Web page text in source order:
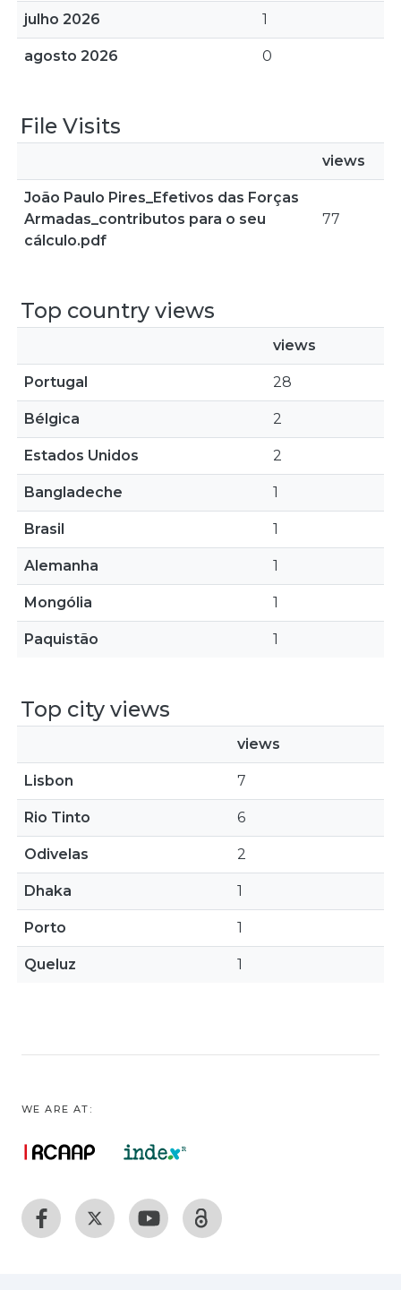
julho 2026 1
agosto 2026 0
File Visits
views
João Paulo Pires_Efetivos das Forças
Armadas_contributos para o seu
cálculo.pdf
77
Top country views
views
Portugal 28
Bélgica 2
Estados Unidos 2
Bangladeche 1
Brasil 1
Alemanha 1
Mongólia 1
Paquistão 1
Top city views
views
Lisbon 7
Rio Tinto 6
Odivelas 2
Dhaka 1
Porto 1
Queluz 1
WE ARE AT: